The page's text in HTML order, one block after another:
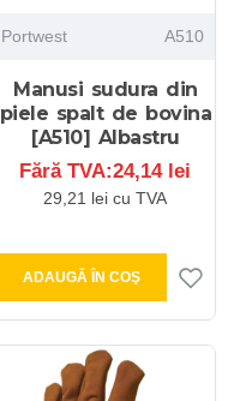
Portwest A510
Manusi sudura din
piele spalt de bovina
[A510] Albastru
Fără TVA:24,14 lei
29,21 lei cu TVA
ADAUGĂ ÎN COŞ